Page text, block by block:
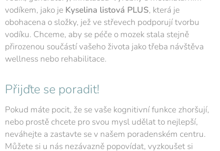
vodíkem, jako je Kyselina listová PLUS, která je
obohacena o složky, jež ve střevech podporují tvorbu
vodíku. Chceme, aby se péče o mozek stala stejně
přirozenou součástí vašeho života jako třeba návštěva
wellness nebo rehabilitace.
Přijďte se poradit!
Pokud máte pocit, že se vaše kognitivní funkce zhoršují,
nebo prostě chcete pro svou mysl udělat to nejlepší,
neváhejte a zastavte se v našem poradenském centru.
Můžete si u nás nezávazně popovídat, vyzkoušet si